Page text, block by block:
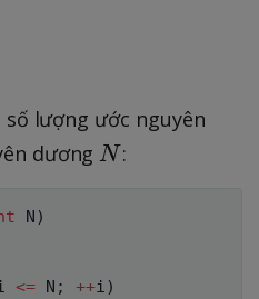
lượng ước nguyên
dươngN
N :
N )
<= N ; ++i )